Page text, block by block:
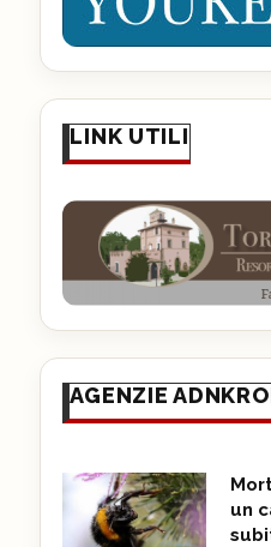
LINK UTILI
AGENZIE
un